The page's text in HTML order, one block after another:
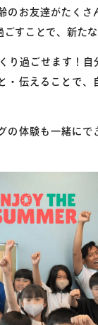
のお友達がたくさ
すことで、新た
り過ごせます！自
・伝えることで、
の体験も一緒にで